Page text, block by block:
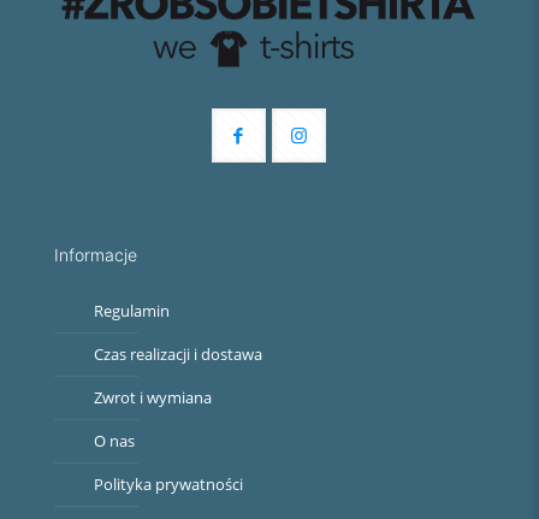
Informacje
Regulamin
Czas realizacji i dostawa
Zwrot i wymiana
O nas
Polityka prywatności